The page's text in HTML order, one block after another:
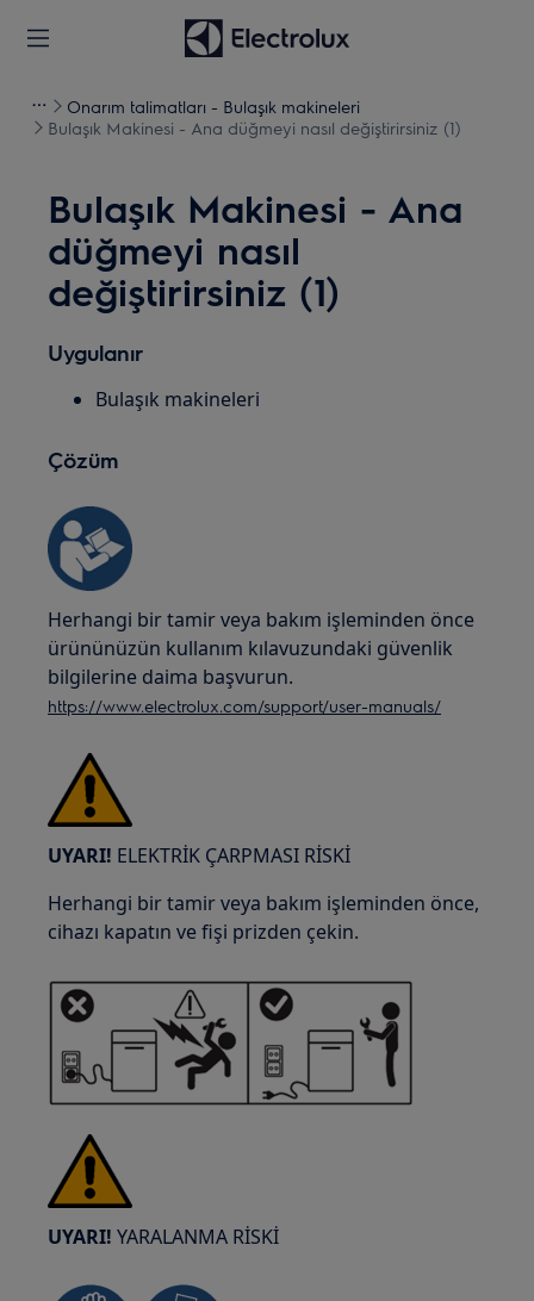
Onarım talimatları - Bulaşık makineleri
Bulaşık Makinesi - Ana düğmeyi nasıl değiştirirsiniz (1)
Bulaşık Makinesi - Ana
düğmeyi nasıl
değiştirirsiniz (1)
Uygulanır
Bulaşık makineleri
Çözüm
Herhangi bir tamir veya bakım işleminden önce
ürününüzün kullanım kılavuzundaki güvenlik
bilgilerine daima başvurun.
https://www.electrolux.com/support/user-manuals/
UYARI! ELEKTRİK ÇARPMASI RİSKİ
Herhangi bir tamir veya bakım işleminden önce,
cihazı kapatın ve fişi prizden çekin.
UYARI! YARALANMA RİSKİ